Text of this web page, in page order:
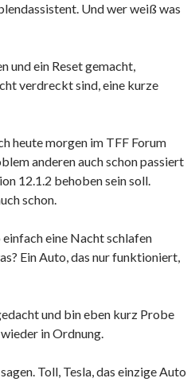
Und wer weiß was
und ein Reset gemacht,
verdreckt sind, eine kurze
heute morgen im TFF Forum
anderen auch schon passiert
12.1.2 behoben sein soll.
schon.
eine Nacht schlafen
Ein Auto, das nur funktioniert,
und bin eben kurz Probe
in Ordnung.
Toll, Tesla, das einzige Auto